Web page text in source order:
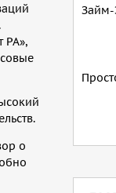
РА»,
о
Займ-